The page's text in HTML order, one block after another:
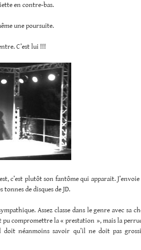
en contre-bas.
une poursuite.
C’est lui !!!
c’est plutôt son fantôme qui apparait.
tonnes de disques de JD.
Assez classe dans le genre avec sa
pu compromettre la « prestation », mais la
doit néanmoins savoir qu’il ne doit pas